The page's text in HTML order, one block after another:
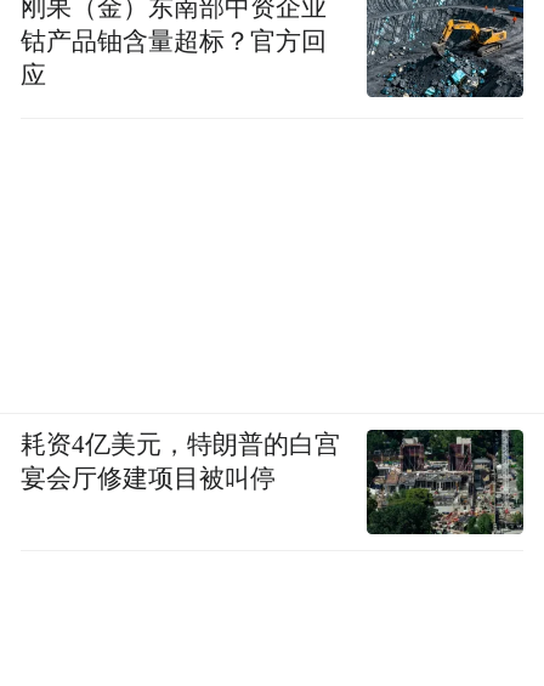
刚果（金）东南部中资企业
钴产品铀含量超标？官方回
应
耗资4亿美元，特朗普的白宫
宴会厅修建项目被叫停